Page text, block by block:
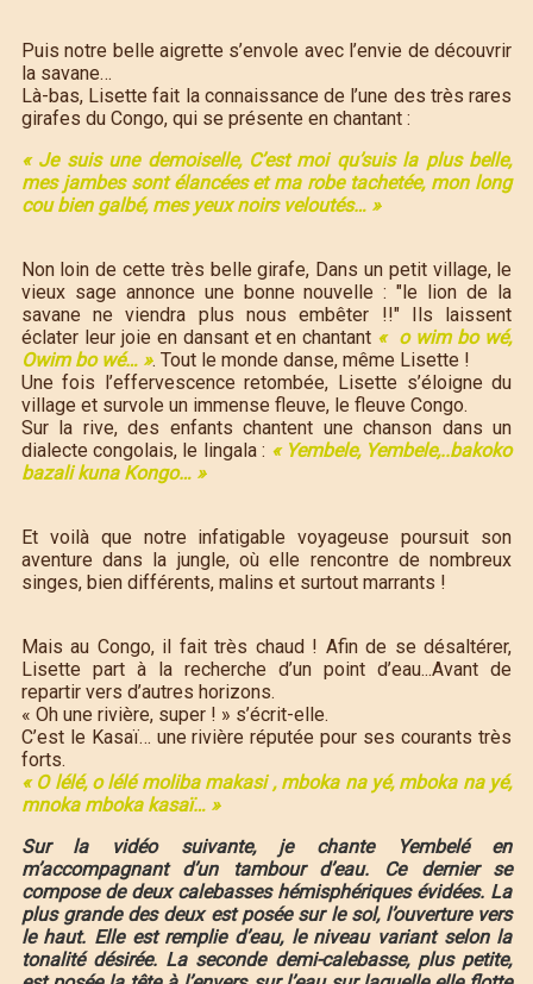
Puis notre belle aigrette s’envole avec l’envie de découvrir
la savane…
Là-bas, Lisette fait la connaissance de l’une des très rares
girafes du Congo, qui se présente en chantant :
« Je suis une demoiselle, C’est moi qu’suis la plus belle,
mes jambes sont élancées et ma robe tachetée, mon long
cou bien galbé, mes yeux noirs veloutés… »
Non loin de cette très belle girafe, Dans un petit village, le
vieux sage annonce une bonne nouvelle : "le lion de la
savane ne viendra plus nous embêter !!" Ils laissent
éclater leur joie en dansant et en chantant « o wim bo wé,
Owim bo wé… ». Tout le monde danse, même Lisette !
Une fois l’effervescence retombée, Lisette s’éloigne du
village et survole un immense fleuve, le fleuve Congo.
Sur la rive, des enfants chantent une chanson dans un
dialecte congolais, le lingala : « Yembele, Yembele,..bakoko
bazali kuna Kongo… »
Et voilà que notre infatigable voyageuse poursuit son
aventure dans la jungle, où elle rencontre de nombreux
singes, bien différents, malins et surtout marrants !
Mais au Congo, il fait très chaud ! Afin de se désaltérer,
Lisette part à la recherche d’un point d’eau...Avant de
repartir vers d’autres horizons.
« Oh une rivière, super ! » s’écrit-elle.
C’est le Kasaï… une rivière réputée pour ses courants très
forts.
« O lélé, o lélé moliba makasi , mboka na yé, mboka na yé,
mnoka mboka kasaï… »
Sur la vidéo suivante, je chante Yembelé en
m’accompagnant d’un tambour d’eau. Ce dernier se
compose de deux calebasses hémisphériques évidées. La
plus grande des deux est posée sur le sol, l’ouverture vers
le haut. Elle est remplie d’eau, le niveau variant selon la
tonalité désirée. La seconde demi-calebasse, plus petite,